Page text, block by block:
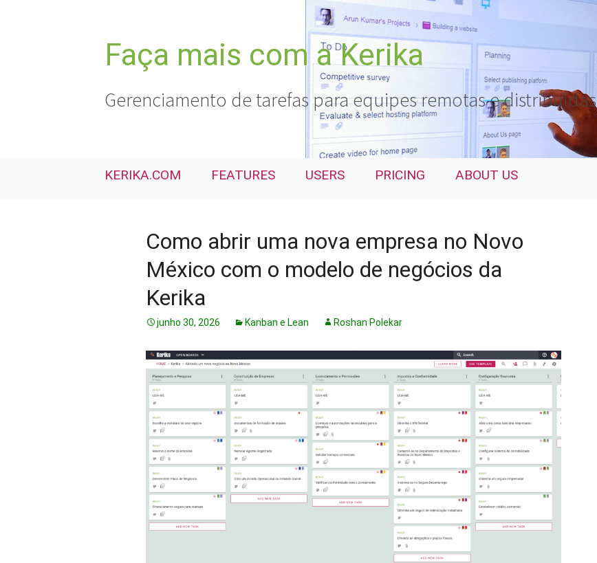
Faça mais com a Kerika
Gerenciamento de tarefas para equipes remotas e distribuídas
KERIKA.COM FEATURES USERS PRICING ABOUT US
Como abrir uma nova empresa no Novo
México com o modelo de negócios da
Kerika
junho 30, 2026 Kanban e Lean Roshan Polekar